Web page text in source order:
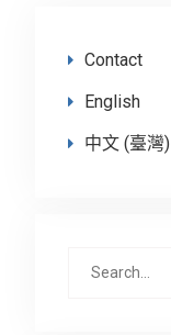
Contact
English
中文 (臺灣)